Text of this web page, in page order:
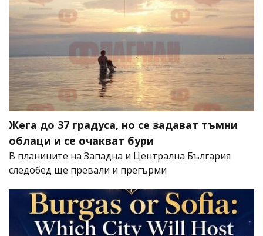
Жега до 37 градуса, но се задават тъмни
облаци и се очакват бури
В планините на Западна и Централна България
следобед ще превали и прегърми